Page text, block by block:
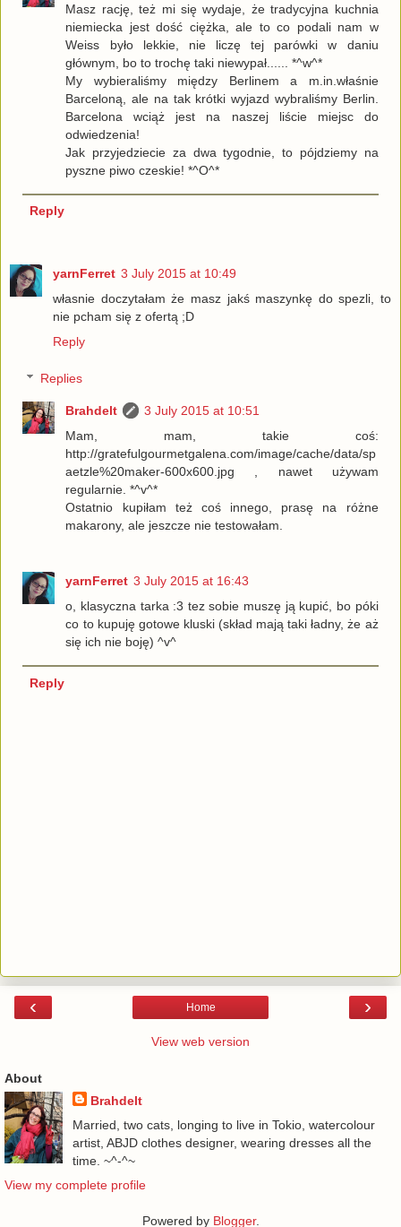
Masz rację, też mi się wydaje, że tradycyjna kuchnia
niemiecka jest dość ciężka, ale to co podali nam w
Weiss było lekkie, nie liczę tej parówki w daniu
głównym, bo to trochę taki niewypał...... *^w^*
My wybieraliśmy między Berlinem a m.in.właśnie
Barceloną, ale na tak krótki wyjazd wybraliśmy Berlin.
Barcelona wciąż jest na naszej liście miejsc do
odwiedzenia!
Jak przyjedziecie za dwa tygodnie, to pójdziemy na
pyszne piwo czeskie! *^O^*
Reply
yarnFerret 3 July 2015 at 10:49
własnie doczytałam że masz jakś maszynkę do spezli, to
nie pcham się z ofertą ;D
Reply
Replies
Brahdelt
3 July 2015 at 10:51
Mam, mam, takie coś:
http://gratefulgourmetgalena.com/image/cache/data/sp
aetzle%20maker-600x600.jpg , nawet używam
regularnie. *^v^*
Ostatnio kupiłam też coś innego, prasę na różne
makarony, ale jeszcze nie testowałam.
yarnFerret 3 July 2015 at 16:43
o, klasyczna tarka :3 tez sobie muszę ją kupić, bo póki
co to kupuję gotowe kluski (skład mają taki ładny, że aż
się ich nie boję) ^v^
Reply
‹ ›
Home
View web version
About
Brahdelt
Married, two cats, longing to live in Tokio, watercolour
artist, ABJD clothes designer, wearing dresses all the
time. ~^-^~
View my complete profile
Powered by Blogger.